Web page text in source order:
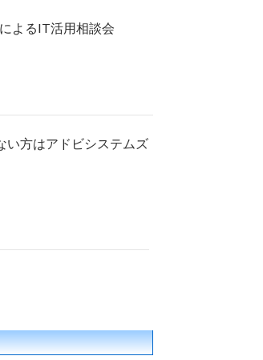
よるIT活用相談会
い方はアドビシステムズ